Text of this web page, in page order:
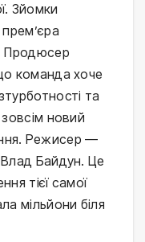
Зйомки
Продюсер
команда хоче
та
новий
Режисер —
Байдун. Це
тієї самої
мільйони біля